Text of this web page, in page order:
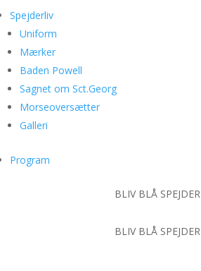
Spejderliv
Uniform
Mærker
Baden Powell
Sagnet om Sct.Georg
Morseoversætter
Galleri
Program
BLIV BLÅ SPEJDER
BLIV BLÅ SPEJDER